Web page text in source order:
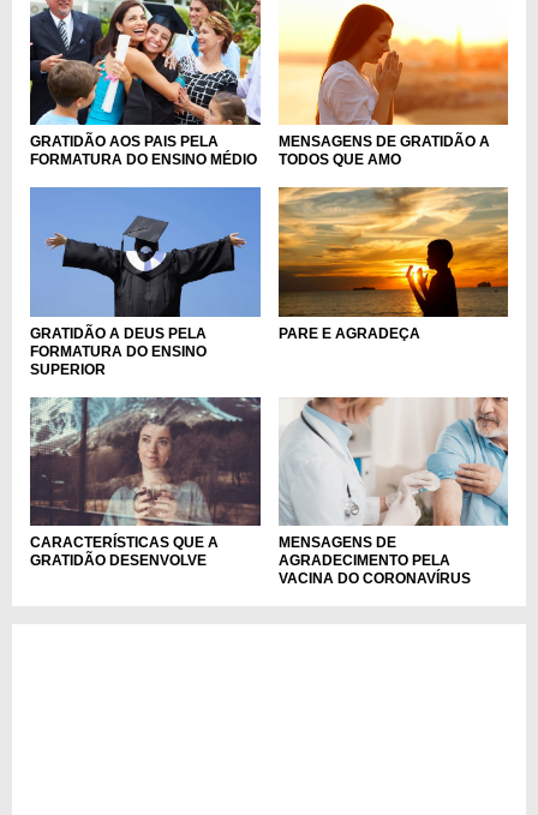
GRATIDÃO AOS PAIS PELA
FORMATURA DO ENSINO MÉDIO
MENSAGENS DE GRATIDÃO A
TODOS QUE AMO
GRATIDÃO A DEUS PELA
FORMATURA DO ENSINO
SUPERIOR
PARE E AGRADEÇA
CARACTERÍSTICAS QUE A
GRATIDÃO DESENVOLVE
MENSAGENS DE
AGRADECIMENTO PELA
VACINA DO CORONAVÍRUS